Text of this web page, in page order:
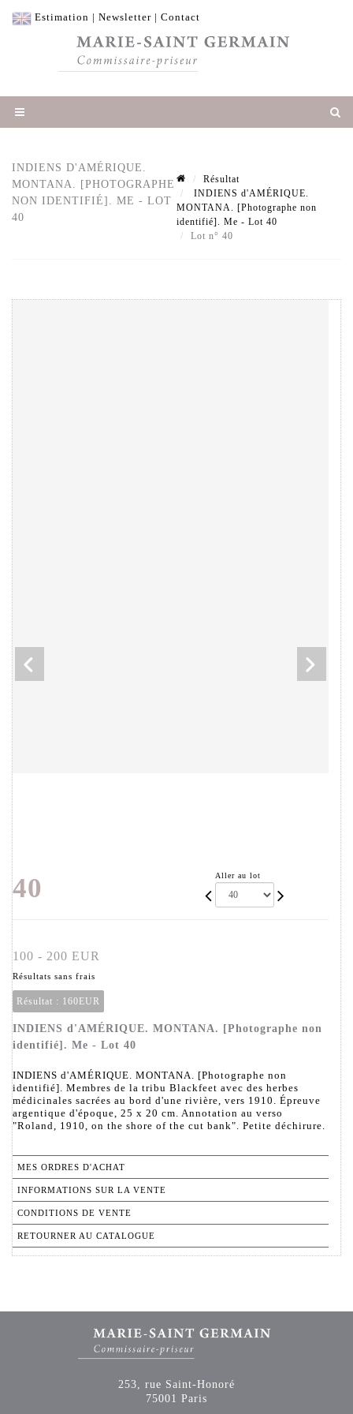
Estimation | Newsletter | Contact
INDIENS D'AMÉRIQUE.
MONTANA. [PHOTOGRAPHE
NON IDENTIFIÉ]. ME - LOT
40
Résultat
INDIENS d'AMÉRIQUE.
MONTANA. [Photographe non
identifié]. Me - Lot 40
Lot n° 40
40 Aller au lot
100 - 200 EUR
Résultats sans frais
Résultat : 160EUR
INDIENS d'AMÉRIQUE. MONTANA. [Photographe non
identifié]. Me - Lot 40
INDIENS d'AMÉRIQUE. MONTANA. [Photographe non
identifié]. Membres de la tribu Blackfeet avec des herbes
médicinales sacrées au bord d'une rivière, vers 1910. Épreuve
argentique d'époque, 25 x 20 cm. Annotation au verso
"Roland, 1910, on the shore of the cut bank". Petite déchirure.
MES ORDRES D'ACHAT
INFORMATIONS SUR LA VENTE
CONDITIONS DE VENTE
RETOURNER AU CATALOGUE
253, rue Saint-Honoré
75001 Paris